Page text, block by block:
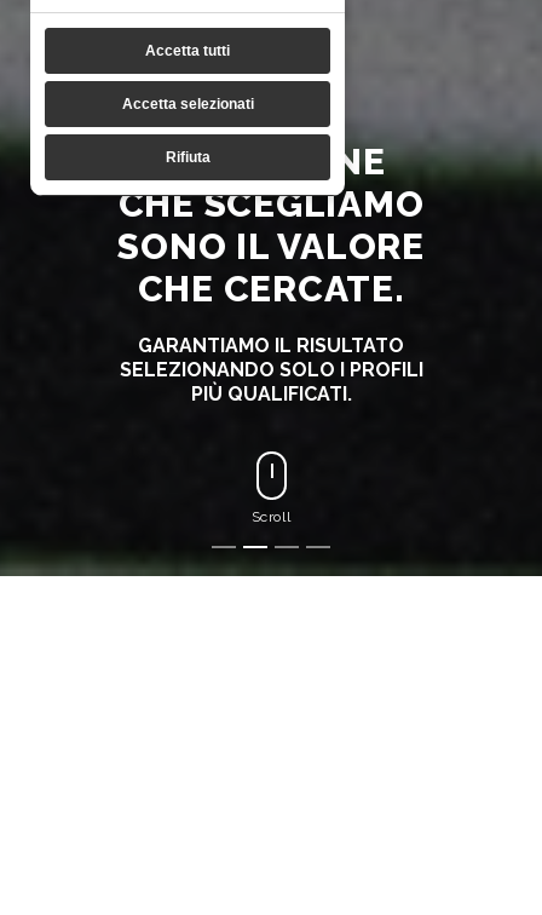
Accetta tutti
Accetta selezionati
Rifiuta
LE PERSONE
CHE SCEGLIAMO
SONO IL VALORE
CHE CERCATE.
GARANTIAMO IL RISULTATO
SELEZIONANDO SOLO I PROFILI
PIÙ QUALIFICATI.
Scroll